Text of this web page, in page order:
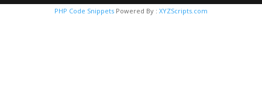
PHP Code Snippets Powered By : XYZScripts.com